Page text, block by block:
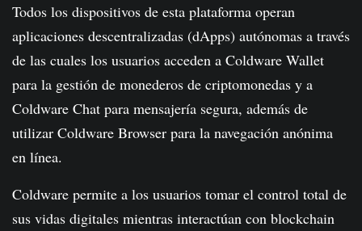
Todos los dispositivos de esta plataforma operan
aplicaciones descentralizadas (dApps) autónomas a través
de las cuales los usuarios acceden a Coldware Wallet
para la gestión de monederos de criptomonedas y a
Coldware Chat para mensajería segura, además de
utilizar Coldware Browser para la navegación anónima
en línea.
Coldware permite a los usuarios tomar el control total de
sus vidas digitales mientras interactúan con blockchain